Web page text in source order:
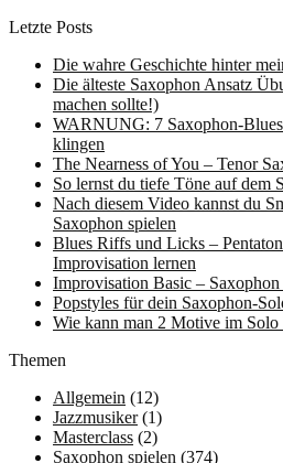
Letzte Posts
Die wahre Geschichte hinter
Die älteste Saxophon Ansatz
machen sollte!)
WARNUNG: 7 Saxophon-
klingen
The Nearness of You – Tenor
So lernst du tiefe Töne auf dem
Nach diesem Video kannst du
Saxophon spielen
Blues Riffs und Licks –
Improvisation lernen
Improvisation Basic –
Popstyles für dein Saxophon-
Wie kann man 2 Motive im Solo
Themen
Allgemein (12)
Jazzmusiker(1)
Masterclass (2)
Saxophon spielen (374)